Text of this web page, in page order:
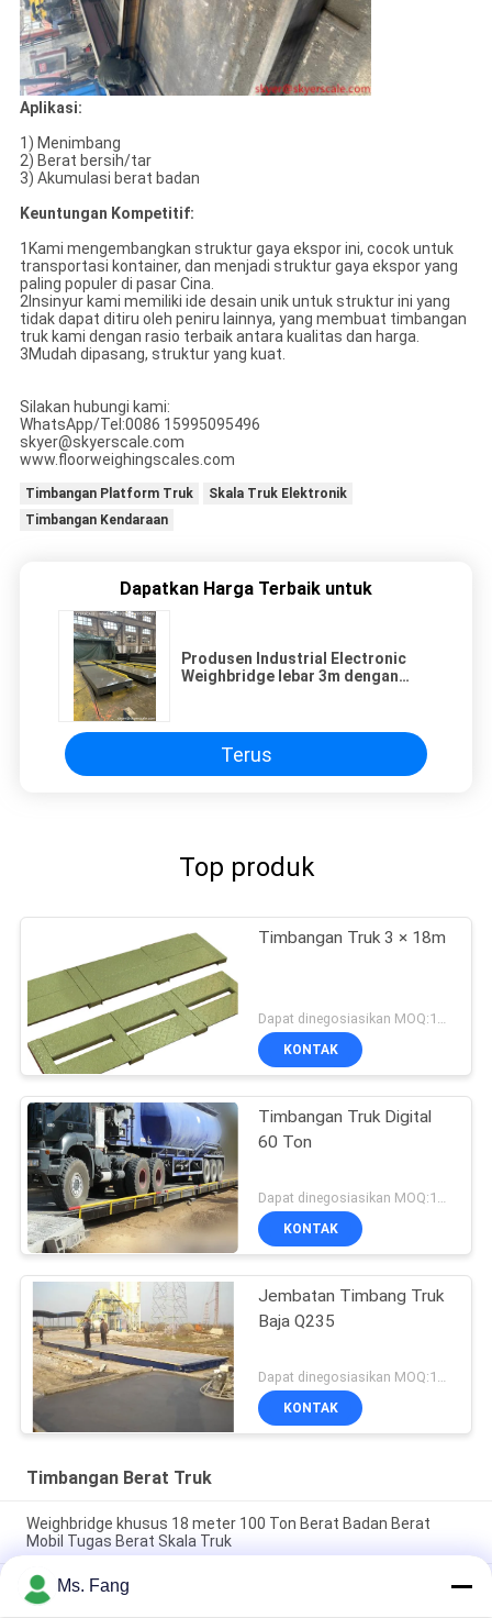
Aplikasi:
1) Menimbang
2) Berat bersih/tar
3) Akumulasi berat badan
Keuntungan Kompetitif:
1Kami mengembangkan struktur gaya ekspor ini, cocok untuk
transportasi kontainer, dan menjadi struktur gaya ekspor yang
paling populer di pasar Cina.
2Insinyur kami memiliki ide desain unik untuk struktur ini yang
tidak dapat ditiru oleh peniru lainnya, yang membuat timbangan
truk kami dengan rasio terbaik antara kualitas dan harga.
3Mudah dipasang, struktur yang kuat.
Silakan hubungi kami:
WhatsApp/Tel:0086 15995095496
skyer@skyerscale.com
www.floorweighingscales.com
Timbangan Platform Truk
Skala Truk Elektronik
Timbangan Kendaraan
Dapatkan Harga Terbaik untuk
Produsen Industrial Electronic
Weighbridge lebar 3m dengan
Terus
Top produk
Timbangan Truk 3 × 18m
Dapat dinegosiasikan MOQ:1set
KONTAK
Timbangan Truk Digital
60 Ton
KONTAK
Jembatan Timbang Truk
Baja Q235
KONTAK
Timbangan Berat Truk
Weighbridge khusus 18 meter 100 Ton Berat Badan Berat
Mobil Tugas Berat Skala Truk
18m Heavy Duty Car Weighbridge Truck Scale Dengan 100t
Nominal Load Dan Desain Disesuaikan
Ms. Fang